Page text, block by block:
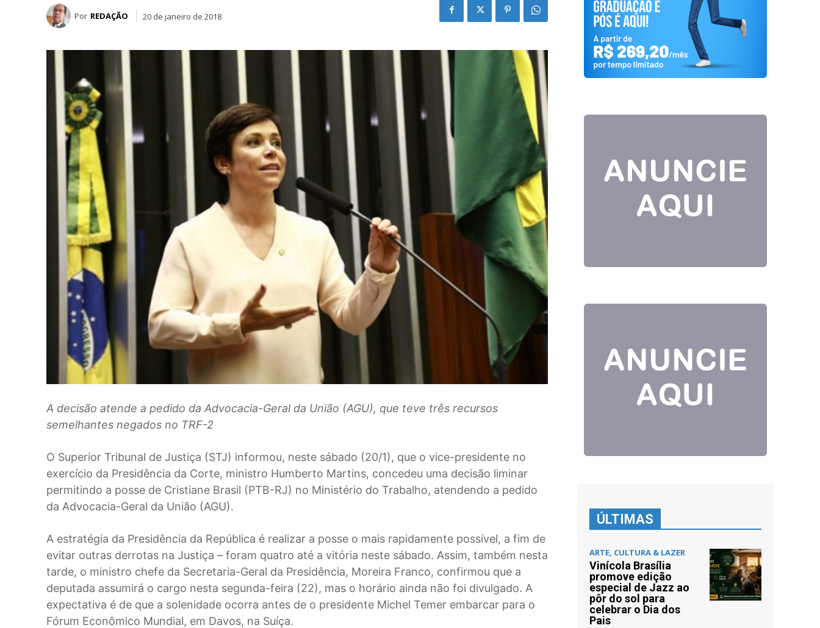
Por REDAÇÃO 20 de janeiro de 2018
A decisão atende a pedido da Advocacia-Geral da União (AGU), que teve três recursos
semelhantes negados no TRF-2
O Superior Tribunal de Justiça (STJ) informou, neste sábado (20/1), que o vice-presidente no
exercício da Presidência da Corte, ministro Humberto Martins, concedeu uma decisão liminar
permitindo a posse de Cristiane Brasil (PTB-RJ) no Ministério do Trabalho, atendendo a pedido
da Advocacia-Geral da União (AGU).
A estratégia da Presidência da República é realizar a posse o mais rapidamente possível, a fim de
evitar outras derrotas na Justiça – foram quatro até a vitória neste sábado. Assim, também nesta
tarde, o ministro chefe da Secretaria-Geral da Presidência, Moreira Franco, confirmou que a
deputada assumirá o cargo nesta segunda-feira (22), mas o horário ainda não foi divulgado. A
expectativa é de que a solenidade ocorra antes de o presidente Michel Temer embarcar para o
Fórum Econômico Mundial, em Davos, na Suíça.
ÚLTIMAS
ARTE, CULTURA & LAZER
Vinícola Brasília
promove edição
especial de Jazz ao
pôr do sol para
celebrar o Dia dos
Pais